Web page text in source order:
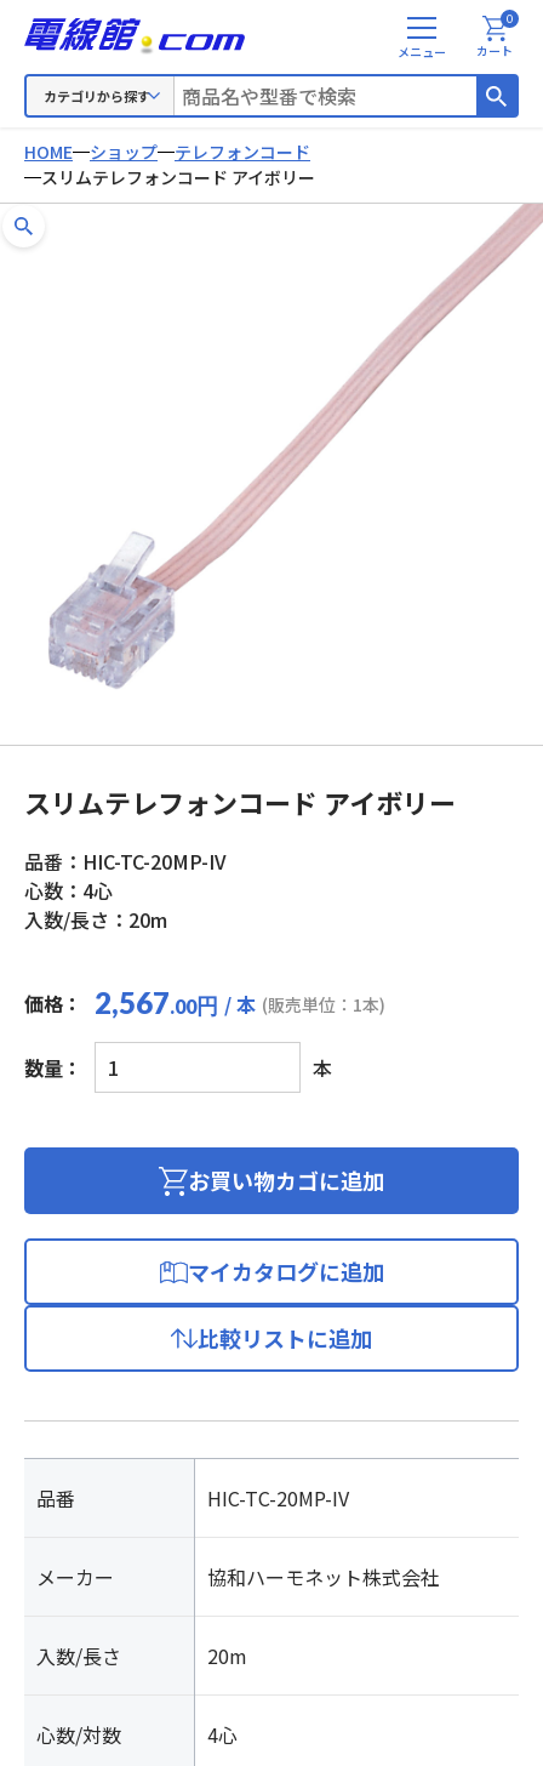
カテゴリから探す
メ
ニ
カート
0
HOME ショップ
テレフォンコード
スリムテレフォンコード アイボリー
スリムテレフォンコード アイボリー
品番：HIC-TC-20MP-IV
心数：4心
入数/長さ：20m
価格： 2,567.00円 / 本 (販売単位：1本)
数量：
ス
リ
テ
ー
ア
リ
ー
本
お買い物カゴに追加
マイカタログに追加
比較リストに追加
品番 HIC-TC-20MP-IV
メーカー 協和ハーモネット株式会社
入数/長さ 20m
心数/対数 4心